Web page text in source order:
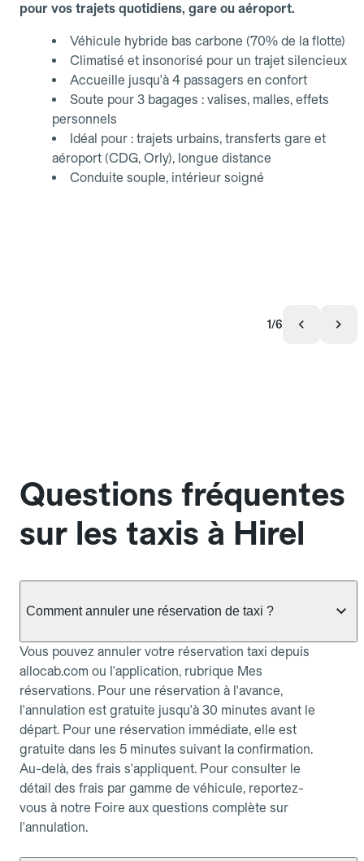
pour vos trajets quotidiens, gare ou aéroport.
Véhicule hybride bas carbone (70% de la flotte)
Climatisé et insonorisé pour un trajet silencieux
Accueille jusqu'à 4 passagers en confort
Soute pour 3 bagages : valises, malles, effets
personnels
Idéal pour : trajets urbains, transferts gare et
aéroport (CDG, Orly), longue distance
Conduite souple, intérieur soigné
1/6
Questions fréquentes
sur les taxis à Hirel
Comment annuler une réservation de taxi ?
Vous pouvez annuler votre réservation taxi depuis
allocab.com ou l'application, rubrique Mes
réservations. Pour une réservation à l'avance,
l'annulation est gratuite jusqu'à 30 minutes avant le
départ. Pour une réservation immédiate, elle est
gratuite dans les 5 minutes suivant la confirmation.
Au-delà, des frais s'appliquent. Pour consulter le
détail des frais par gamme de véhicule, reportez-
vous à notre Foire aux questions complète sur
l'annulation.